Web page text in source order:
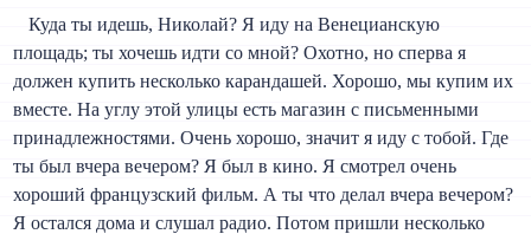
Куда ты идешь, Николай? Я иду на Венецианскую
площадь; ты хочешь идти со мной? Охотно, но сперва я
должен купить несколько карандашей. Хорошо, мы купим их
вместе. На углу этой улицы есть магазин с письменными
принадлежностями. Очень хорошо, значит я иду с тобой. Где
ты был вчера вечером? Я был в кино. Я смотрел очень
хороший французский фильм. А ты что делал вчера вечером?
Я остался дома и слушал радио. Потом пришли несколько